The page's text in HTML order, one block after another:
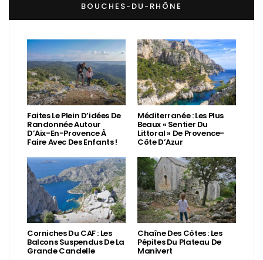
BOUCHES-DU-RHÔNE
Faites Le Plein D’idées De
Randonnée Autour
D’Aix-En-Provence À
Faire Avec Des Enfants !
Méditerranée : Les Plus
Beaux « Sentier Du
Littoral » De Provence-
Côte D’Azur
Corniches Du CAF : Les
Balcons Suspendus De La
Grande Candelle
Chaîne Des Côtes : Les
Pépites Du Plateau De
Manivert